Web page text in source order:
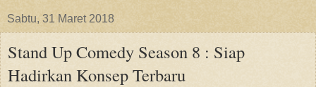
Sabtu, 31 Maret 2018
Stand Up Comedy Season 8 : Siap
Hadirkan Konsep Terbaru